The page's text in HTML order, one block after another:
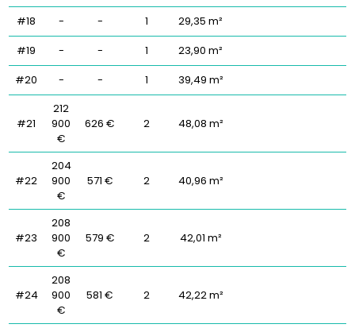
#18
- - 1
29,35 m²
#19
- - 1
23,90 m²
#20
- - 1 39,49 m²
#21
212
900
€
626 € 2 48,08 m²
#22
204
900
€
571 € 2 40,96 m²
#23
208
900
€
579 € 2 42,01 m²
#24
208
900
€
581 € 2 42,22 m²